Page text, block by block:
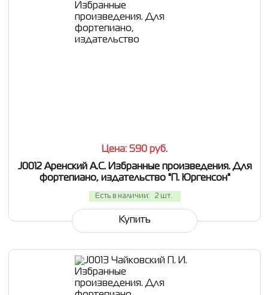
Цена: 590 руб.
J0012 Аренский А.С. Избранные произведения. Для
фортепиано, издательство "П. Юргенсон"
Есть в наличии: 2 шт.
Купить